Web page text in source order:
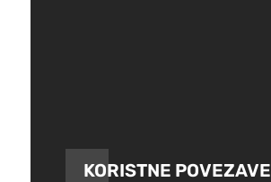
KORISTNE POVEZAVE